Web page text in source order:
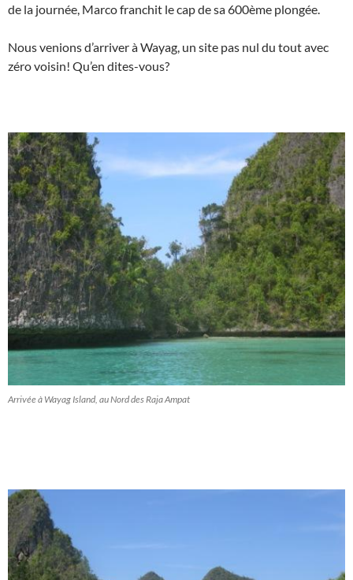
de la journée, Marco franchit le cap de sa 600ème plongée.
Nous venions d’arriver à Wayag, un site pas nul du tout avec
zéro voisin! Qu’en dites-vous?
Arrivée à Wayag Island, au Nord des Raja Ampat